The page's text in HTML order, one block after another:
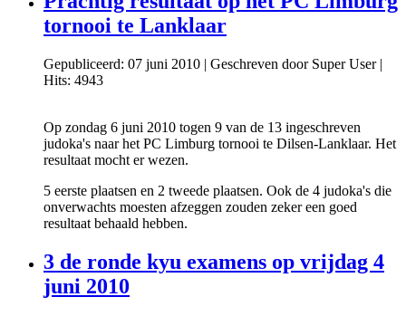
tornooi te Lanklaar
Gepubliceerd: 07 juni 2010 | Geschreven door Super User|
Hits: 4943
Op zondag 6 juni 2010 togen 9 van de 13 ingeschreven
judoka's naar het PC Limburg tornooi te Dilsen-Lanklaar. Het
resultaat mocht er wezen.
5 eerste plaatsen en 2 tweede plaatsen. Ook de 4 judoka's die
onverwachts moesten afzeggen zouden zeker een goed
resultaat behaald hebben.
3 de ronde kyu examens op vrijdag 4
juni 2010